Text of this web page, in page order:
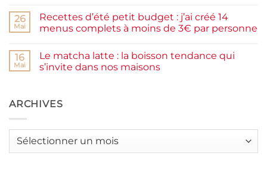
complète,
moelleux
et
sur
Smash
burger
testé
Packman
Burgers &
Grande
Motte
26
Mai
Recettes d’été petit budget : j’ai créé 14
menus complets à moins de 3€ par personne
sur
Recettes
d’été
j’ai
créé
à
16
Mai
Le matcha latte : la boisson tendance qui
s’invite dans nos maisons
Le
matcha
boisson
ARCHIVES
Archives